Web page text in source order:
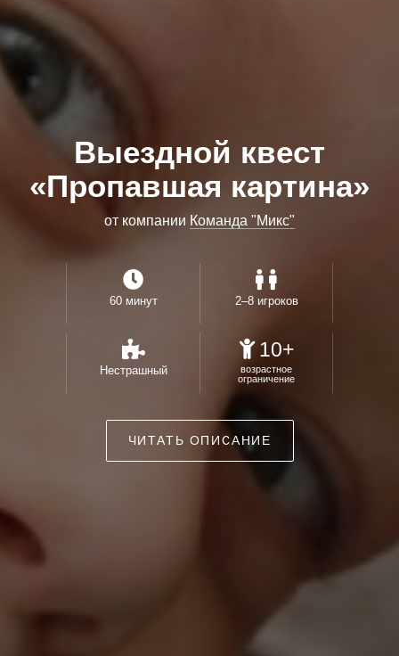
Выездной квест
«Пропавшая картина»
от компании Команда "Микс"
60 минут 2–8 игроков
Нестрашный
10+
возрастное
ограничение
ЧИТАТЬ ОПИСАНИЕ